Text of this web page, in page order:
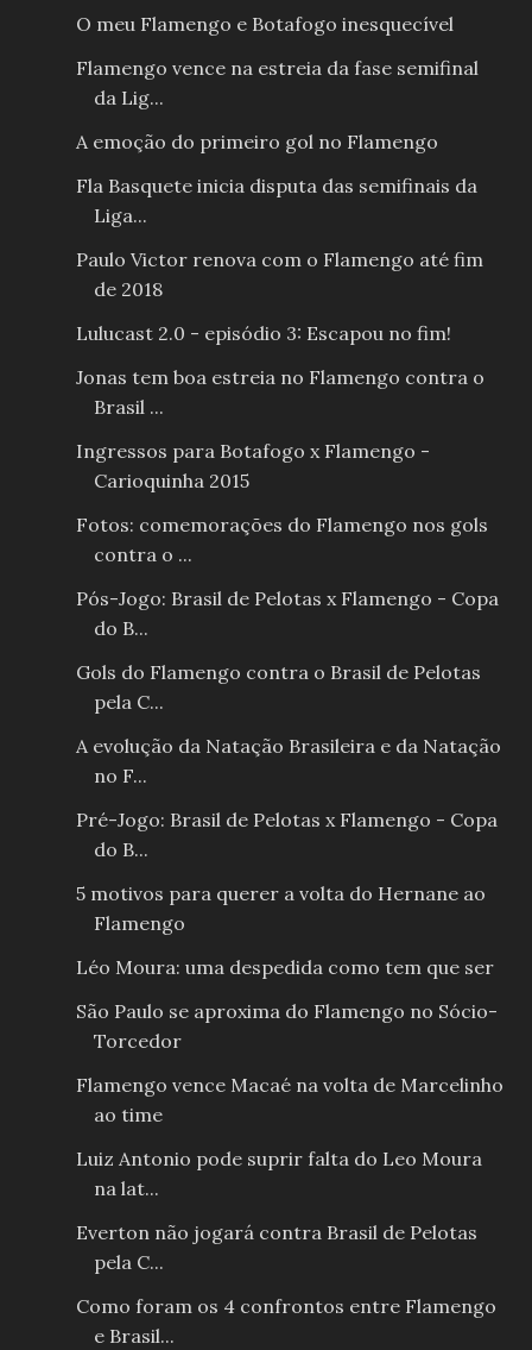
O meu Flamengo e Botafogo inesquecível
Flamengo vence na estreia da fase semifinal
da Lig...
A emoção do primeiro gol no Flamengo
Fla Basquete inicia disputa das semifinais da
Liga...
Paulo Victor renova com o Flamengo até fim
de 2018
Lulucast 2.0 - episódio 3: Escapou no fim!
Jonas tem boa estreia no Flamengo contra o
Brasil ...
Ingressos para Botafogo x Flamengo -
Carioquinha 2015
Fotos: comemorações do Flamengo nos gols
contra o ...
Pós-Jogo: Brasil de Pelotas x Flamengo - Copa
do B...
Gols do Flamengo contra o Brasil de Pelotas
pela C...
A evolução da Natação Brasileira e da Natação
no F...
Pré-Jogo: Brasil de Pelotas x Flamengo - Copa
do B...
5 motivos para querer a volta do Hernane ao
Flamengo
Léo Moura: uma despedida como tem que ser
São Paulo se aproxima do Flamengo no Sócio-
Torcedor
Flamengo vence Macaé na volta de Marcelinho
ao time
Luiz Antonio pode suprir falta do Leo Moura
na lat...
Everton não jogará contra Brasil de Pelotas
pela C...
Como foram os 4 confrontos entre Flamengo
e Brasil...